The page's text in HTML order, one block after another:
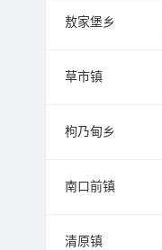
敖家堡乡
草市镇
枸乃甸乡
南口前镇
清原镇